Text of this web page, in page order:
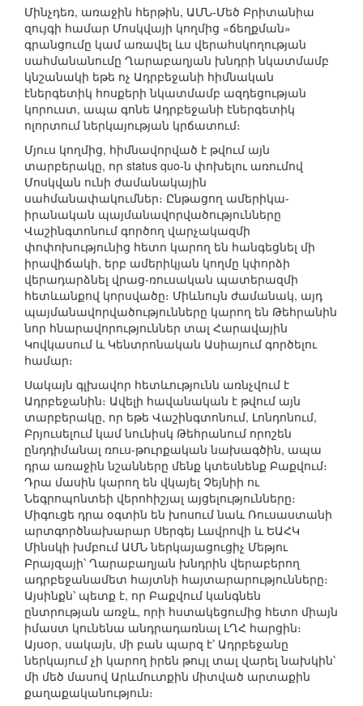
Մինչդեռ, առաջին հերթին, ԱՄՆ-Մեծ Բրիտանիա
զույգի համար Մոսկվայի կողմից «ճեղքման»
գրանցումը կամ առավել ևս վերահսկողության
սահմանանումը Ղարաբաղյան խնդրի նկատմամբ
կնշանակի եթե ոչ Ադրբեջանի հիմնական
էներգետիկ հոսքերի նկատմամբ ազդեցության
կորուստ, ապա գոնե Ադրբեջանի էներգետիկ
ոլորտում ներկայության կրճատում։
Մյուս կողմից, հիմնավորված է թվում այն
տարբերակը, որ status quo-ն փոխելու առումով
Մոսկվան ունի ժամանակային
սահմանափակումներ։ Ընթացող ամերիկա-
իրանական պայմանավորվածությունները
Վաշինգտոնում գործող վարչակազմի
փոփոխությունից հետո կարող են հանգեցնել մի
իրավիճակի, երբ ամերիկյան կողմը կփորձի
վերադարձնել վրաց-ռուսական պատերազմի
հետևանքով կորսվածը։ Միևնույն ժամանակ, այդ
պայմանավորվածությունները կարող են Թեհրանին
նոր հնարավորություններ տալ Հարավային
Կովկասում և Կենտրոնական Ասիայում գործելու
համար։
Սակայն գլխավոր հետևությունն առնչվում է
Ադրբեջանին։ Ավելի հավանական է թվում այն
տարբերակը, որ եթե Վաշինգտոնում, Լոնդոնում,
Բրյուսելում կամ նունիսկ Թեհրանում որոշեն
ընդդիմանալ ռուս-թուրքական նախագծին, ապա
դրա առաջին նշանները մենք կտեսնենք Բաքվում։
Դրա մասին կարող են վկայել Չեյնիի ու
Նեգրոպոնտեի վերոհիշյալ այցելությունները։
Միգուցե դրա օգտին են խոսում նաև Ռուսաստանի
արտգործնախարար Սերգեյ Լավրովի և ԵԱՀԿ
Մինսկի խմբում ԱՄՆ ներկայացուցիչ Մեթյու
Բրայզայի՝ Ղարաբաղյան խնդրին վերաբերող
ադրբեջանամետ հայտնի հայտարարությունները։
Այսինքն՝ պետք է, որ Բաքվում կանգնեն
ընտրության առջև, որի հստակեցումից հետո միայն
իմաստ կունենա անդրադառնալ ԼՂՀ հարցին։
Այսօր, սակայն, մի բան պարզ է՝ Ադրբեջանը
ներկայում չի կարող իրեն թույլ տալ վարել նախկին՝
մի մեծ մասով Արևմուտքին միտված արտաքին
քաղաքականություն։